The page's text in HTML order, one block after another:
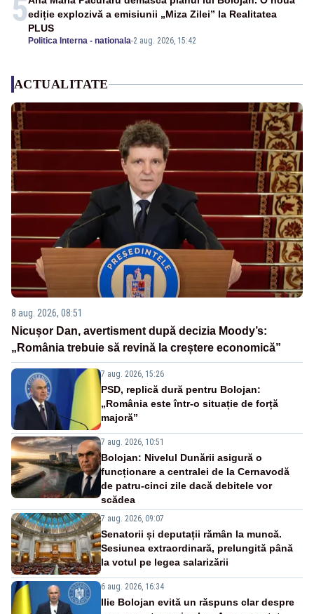
5
Politica Interna - nationala-2 aug. 2026, 15:42
ediție explozivă a emisiunii „Miza Zilei” la Realitatea
PLUS
ACTUALITATE
8 aug. 2026, 08:51
Nicușor Dan, avertisment după decizia Moody’s:
„România trebuie să revină la creștere economică”
7 aug. 2026, 15:26
PSD, replică dură pentru Bolojan:
„România este într-o situație de forță
majoră”
7 aug. 2026, 10:51
Bolojan: Nivelul Dunării asigură o
funcționare a centralei de la Cernavodă
de patru-cinci zile dacă debitele vor
scădea
7 aug. 2026, 09:07
Senatorii și deputații rămân la muncă.
Sesiunea extraordinară, prelungită până
la votul pe legea salarizării
6 aug. 2026, 16:34
Ilie Bolojan evită un răspuns clar despre